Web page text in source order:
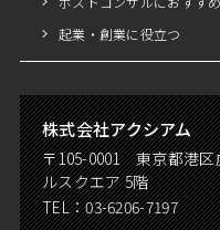
起業・創業に役立つ
株式会社アクシアム
〒105-0001 東京都港区
ルスクエア 5階
TEL：03-6206-7197